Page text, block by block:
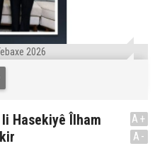
2026
Hasekiyê Îlham
A+
A-